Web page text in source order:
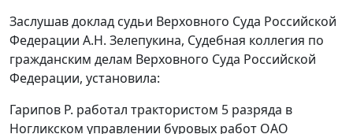
Заслушав доклад судьи Верховного Суда Российской
Федерации А.Н. Зелепукина, Судебная коллегия по
гражданским делам Верховного Суда Российской
Федерации, установила:
Гарипов Р. работал трактористом 5 разряда в
Ногликском управлении буровых работ ОАО